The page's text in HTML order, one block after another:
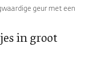
geur met een
in groot